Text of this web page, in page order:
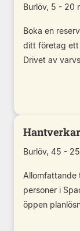
Burlöv, 5 - 20
Boka en
ditt företag ett
Drivet av
Burlöv, 45 -
Allomfattande
personer i
öppen